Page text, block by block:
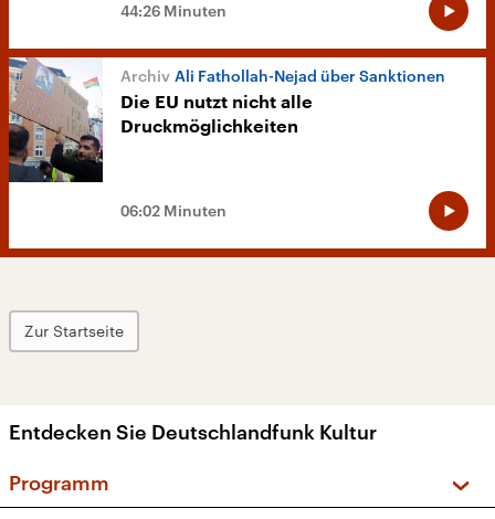
44:26 Minuten
Ali Fathollah-Nejad über Sanktionen
Die EU nutzt nicht alle
Druckmöglichkeiten
06:02 Minuten
Zur Startseite
Entdecken Sie Deutschlandfunk Kultur
Programm